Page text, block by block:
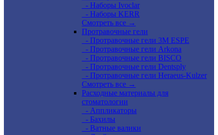
- Наборы Ivoclar
- Наборы KERR
Смотреть все →
Протравочные гели
- Протравочные гели 3М ESPE
- Протравочные гели Arkona
- Протравочные гели BISCO
- Протравочные гели Dentsply
- Протравочные гели Heraeus-Kulzer
Смотреть все →
Расходные материалы для
стоматологии
- Аппликаторы
- Бахилы
- Ватные валики